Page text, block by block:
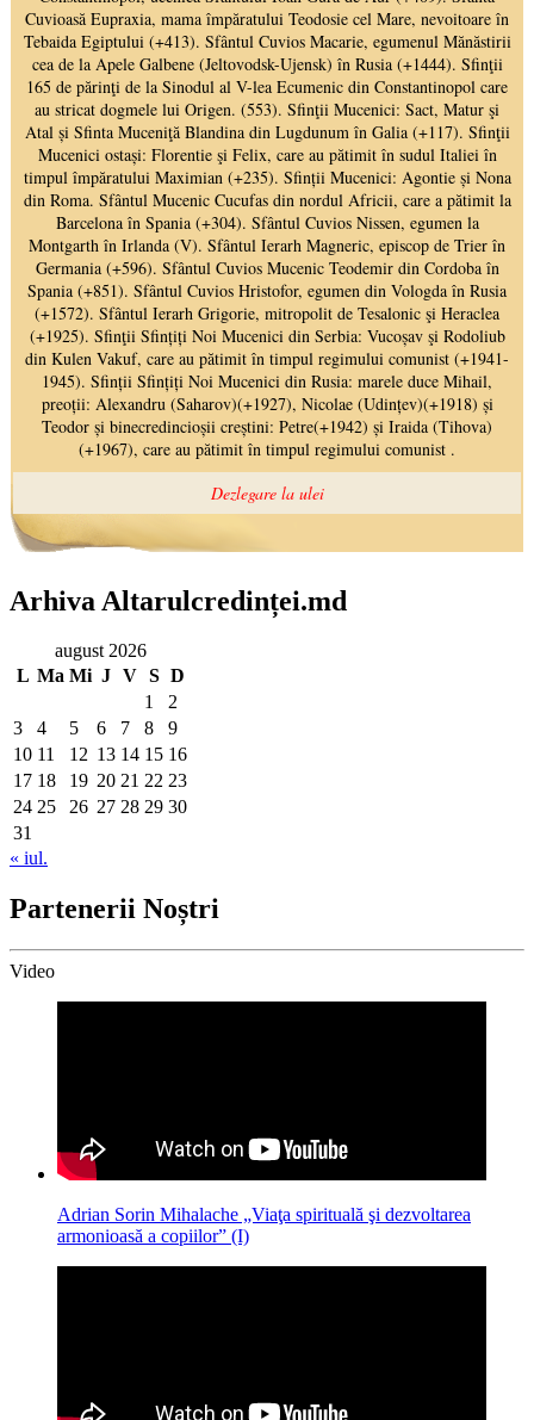
Arhiva Altarulcredinței.md
august 2026
L Ma Mi J V S D
1
2
3
4 5 6 7 8
9
10 11 12 13 14 15 16
17 18 19 20 21 22 23
24 25 26 27 28 29 30
31
« iul.
Partenerii Noștri
Video
Adrian Sorin Mihalache „Viaţa spirituală şi dezvoltarea
armonioasă a copiilor” (I)